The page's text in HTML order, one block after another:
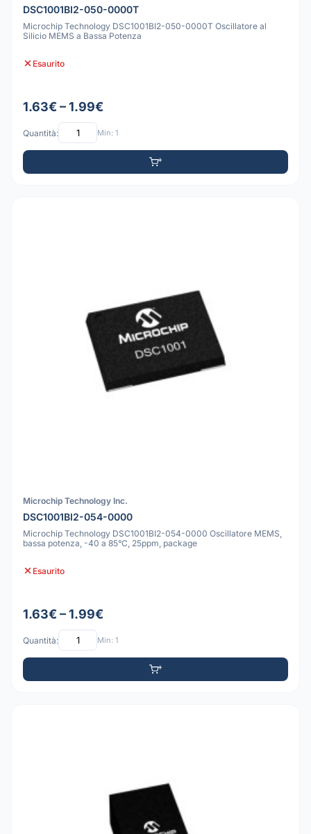
DSC1001BI2-050-0000T
Microchip Technology DSC1001BI2-050-0000T Oscillatore al
Silicio MEMS a Bassa Potenza
Esaurito
1.63€ – 1.99€
Quantità: Min: 1
Microchip Technology Inc.
DSC1001BI2-054-0000
Microchip Technology DSC1001BI2-054-0000 Oscillatore MEMS,
bassa potenza, -40 a 85°C, 25ppm, package
Esaurito
1.63€ – 1.99€
Quantità: Min: 1